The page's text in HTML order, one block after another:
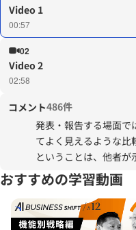
Video 1
00:57
02
Video 2
02:58
コメント486件
発表・報告する場面で
てよく見えるような比
ということは、他者が
回された結果である可
た。
おすすめの学習動画